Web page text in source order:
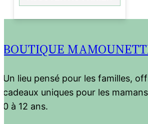
BOUTIQUE
Un lieu pensé pour les familles,
cadeaux uniques pour les
0 à 12 ans.